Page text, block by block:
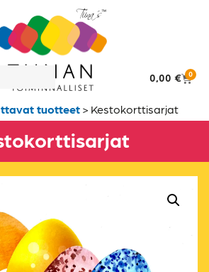
0,00 € 0
tuotteet> Kestokorttisarjat